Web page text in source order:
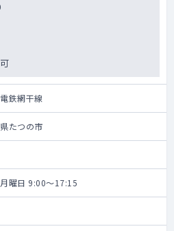
鉄網干線
たつの市
曜日 9:00～17:15